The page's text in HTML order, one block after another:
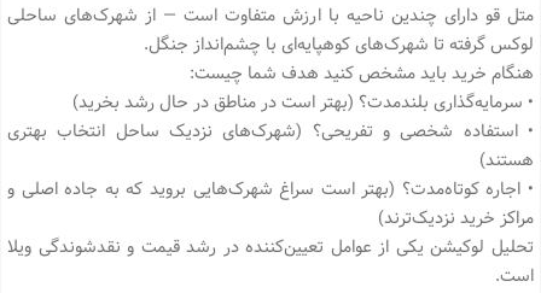
متل قو دارای چندین ناحیه با ارزش متفاوت است — از شهرک‌های ساحلی
لوکس گرفته تا شهرک‌های کوهپایه‌ای با چشم‌انداز جنگل.
هنگام خرید باید مشخص کنید هدف شما چیست:
• سرمایه‌گذاری بلندمدت؟ (بهتر است در مناطق در حال رشد بخرید)
• استفاده شخصی و تفریحی؟ (شهرک‌های نزدیک ساحل انتخاب بهتری
هستند)
• اجاره کوتاه‌مدت؟ (بهتر است سراغ شهرک‌هایی بروید که به جاده اصلی و
مراکز خرید نزدیک‌ترند)
تحلیل لوکیشن یکی از عوامل تعیین‌کننده در رشد قیمت و نقدشوندگی ویلا
است.